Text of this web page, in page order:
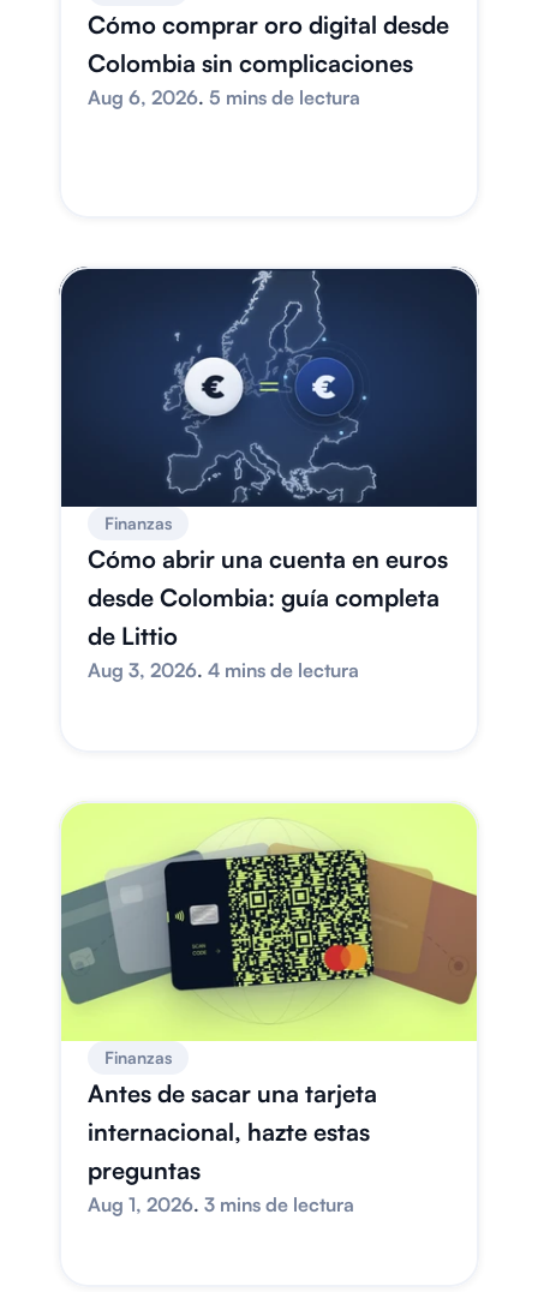
Cómo comprar oro digital desde
Colombia sin complicaciones
Aug 6, 2026. 5 mins de lectura
Finanzas
Cómo abrir una cuenta en euros
desde Colombia: guía completa
de Littio
Aug 3, 2026. 4 mins de lectura
Finanzas
Antes de sacar una tarjeta
internacional, hazte estas
preguntas
Aug 1, 2026. 3 mins de lectura